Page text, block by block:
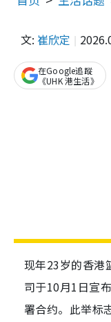
文: 崔欣定
在Google追蹤
《UHK 港生活》
现年23岁的香港
司于10月1日宣
署合约。此举标